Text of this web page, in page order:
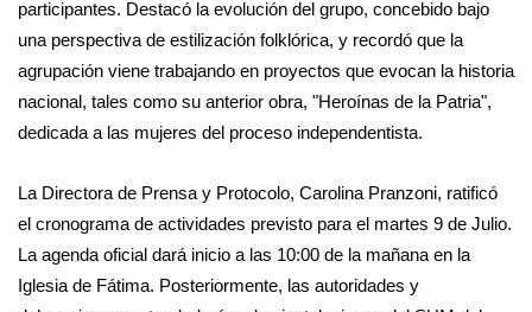
participantes. Destacó la evolución del grupo, concebido bajo
una perspectiva de estilización folklórica, y recordó que la
agrupación viene trabajando en proyectos que evocan la historia
nacional, tales como su anterior obra, "Heroínas de la Patria",
dedicada a las mujeres del proceso independentista.
La Directora de Prensa y Protocolo, Carolina Pranzoni, ratificó
el cronograma de actividades previsto para el martes 9 de Julio.
La agenda oficial dará inicio a las 10:00 de la mañana en la
Iglesia de Fátima. Posteriormente, las autoridades y